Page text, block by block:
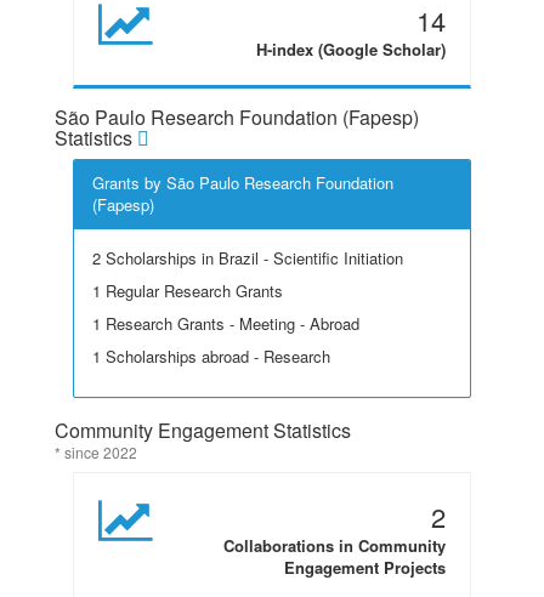
14
H-index (Google Scholar)
São Paulo Research Foundation (Fapesp)
Statistics
Grants by São Paulo Research Foundation
(Fapesp)
2 Scholarships in Brazil - Scientific Initiation
1 Regular Research Grants
1 Research Grants - Meeting - Abroad
1 Scholarships abroad - Research
Community Engagement Statistics
* since 2022
2
Collaborations in Community
Engagement Projects